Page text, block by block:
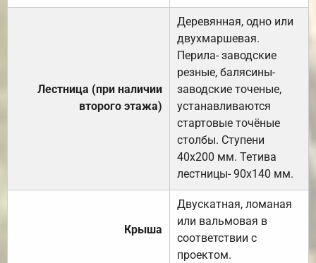
Лестница (при наличии
второго этажа)
Деревянная, одно или
двухмаршевая.
Перила- заводские
резные, балясины-
заводские точеные,
устанавливаются
стартовые точёные
столбы. Ступени
40х200 мм. Тетива
лестницы- 90х140 мм.
Крыша
Двускатная, ломаная
или вальмовая в
соответствии с
проектом.